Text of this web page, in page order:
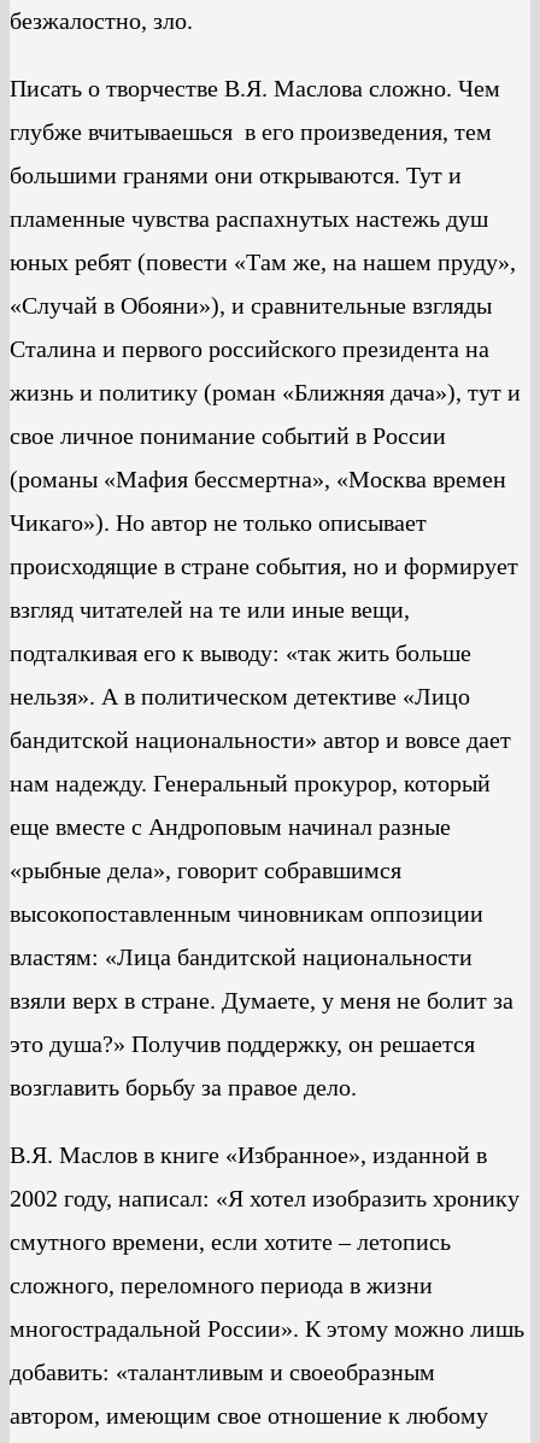
безжалостно, зло.
Писать о творчестве В.Я. Маслова сложно. Чем
глубже вчитываешься в его произведения, тем
большими гранями они открываются. Тут и
пламенные чувства распахнутых настежь душ
юных ребят (повести «Там же, на нашем пруду»,
«Случай в Обояни»), и сравнительные взгляды
Сталина и первого российского президента на
жизнь и политику (роман «Ближняя дача»), тут и
свое личное понимание событий в России
(романы «Мафия бессмертна», «Москва времен
Чикаго»). Но автор не только описывает
происходящие в стране события, но и формирует
взгляд читателей на те или иные вещи,
подталкивая его к выводу: «так жить больше
нельзя». А в политическом детективе «Лицо
бандитской национальности» автор и вовсе дает
нам надежду. Генеральный прокурор, который
еще вместе с Андроповым начинал разные
«рыбные дела», говорит собравшимся
высокопоставленным чиновникам оппозиции
властям: «Лица бандитской национальности
взяли верх в стране. Думаете, у меня не болит за
это душа?» Получив поддержку, он решается
возглавить борьбу за правое дело.
В.Я. Маслов в книге «Избранное», изданной в
2002 году, написал: «Я хотел изобразить хронику
смутного времени, если хотите – летопись
сложного, переломного периода в жизни
многострадальной России». К этому можно лишь
добавить: «талантливым и своеобразным
автором, имеющим свое отношение к любому